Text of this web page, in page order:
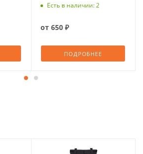
Есть в наличии: 2
от 650 ₽
ПОДРОБНЕЕ